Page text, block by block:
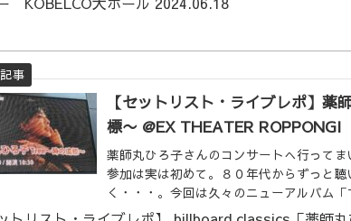
【セットリスト・ライブレポ】
標〜 @EX THEATER
薬師丸ひろ子さんのコンサートへ行って
参加は実は初めて。８０年代からずっと
く・・・。今回は久々のニューアルバム
とでしたが、昨年、中...